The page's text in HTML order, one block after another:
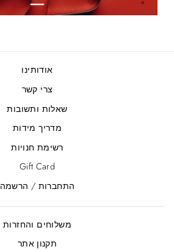
אודותינו
צרי קשר
שאלות ותשובות
מדריך מידות
רשימת חנויות
Gift Card
התחברות / הרשמה
משלוחים והחזרות
תקנון אתר